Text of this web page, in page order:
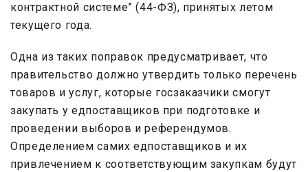
контрактной системе” (44-ФЗ), принятых летом
текущего года.
Одна из таких поправок предусматривает, что
правительство должно утвердить только перечень
товаров и услуг, которые госзаказчики смогут
закупать у едпоставщиков при подготовке и
проведении выборов и референдумов.
Определением самих едпоставщиков и их
привлечением к соответствующим закупкам будут